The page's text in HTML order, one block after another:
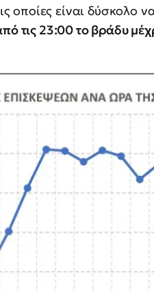
οποίες είναι δύσκολο
τις 23:00 το βράδυ